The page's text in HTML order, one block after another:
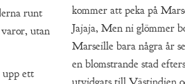
runt
utan
upp ett
kommer att peka på
Jajaja, Men ni glömmer
Marseille bara några år
en blomstrande stad